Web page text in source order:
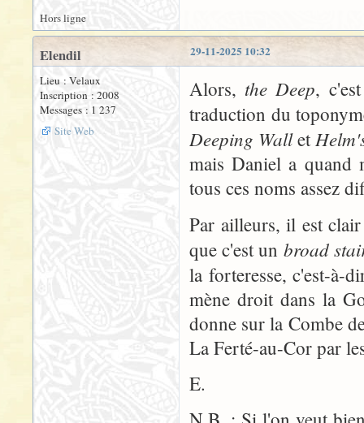
Hors ligne
29-11-2025 10:32
Elendil
Lieu : Velaux
Inscription : 2008
Messages : 1 237
Site Web
Alors, the Deep,
traduction du
Deeping Wallet
mais Daniel a quand
tous ces noms assez
Par ailleurs, il est
que c'est un broad
la forteresse, c'est-à-
mène droit dans la
donne sur la Combe
La Ferté-au-Cor par
E.